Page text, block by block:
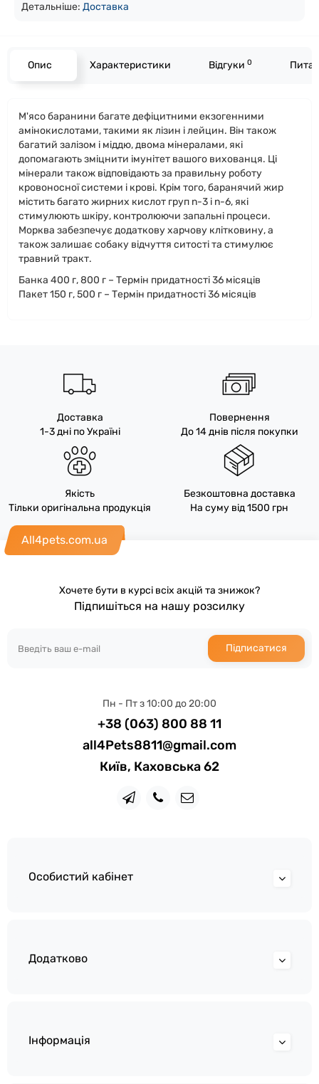
Детальніше: Доставка
Опис Характеристики Відгуки 0
М'ясо баранини багате дефіцитними екзогенними
амінокислотами, такими як лізин і лейцин. Він також
багатий залізом і міддю, двома мінералами, які
допомагають зміцнити імунітет вашого вихованця. Ці
мінерали також відповідають за правильну роботу
кровоносної системи і крові. Крім того, баранячий жир
містить багато жирних кислот груп n-3 і n-6, які
стимулюють шкіру, контролюючи запальні процеси.
Морква забезпечує додаткову харчову клітковину, а
також залишає собаку відчуття ситості та стимулює
травний тракт.
Банка 400 г, 800 г – Термін придатності 36 місяців
Пакет 150 г, 500 г – Термін придатності 36 місяців
Доставка
1-3 дні по Україні
Повернення
До 14 днів після покупки
Якість
Тільки оригінальна продукція
Безкоштовна доставка
На суму від 1500 грн
All4pets.com.ua
Хочете бути в курсі всіх акцій та знижок?
Підпишіться на нашу розсилку
Підписатися
Пн - Пт з 10:00 до 20:00
+38 (063) 800 88 11
all4Pets8811@gmail.com
Київ, Каховська 62
Особистий кабінет
Додатково
Інформація